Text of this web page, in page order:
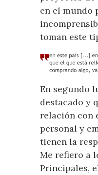
en el mundo
toman este
En segundo
destacado y
relación con
personal y
tienen la
Me refiero a
Principales,